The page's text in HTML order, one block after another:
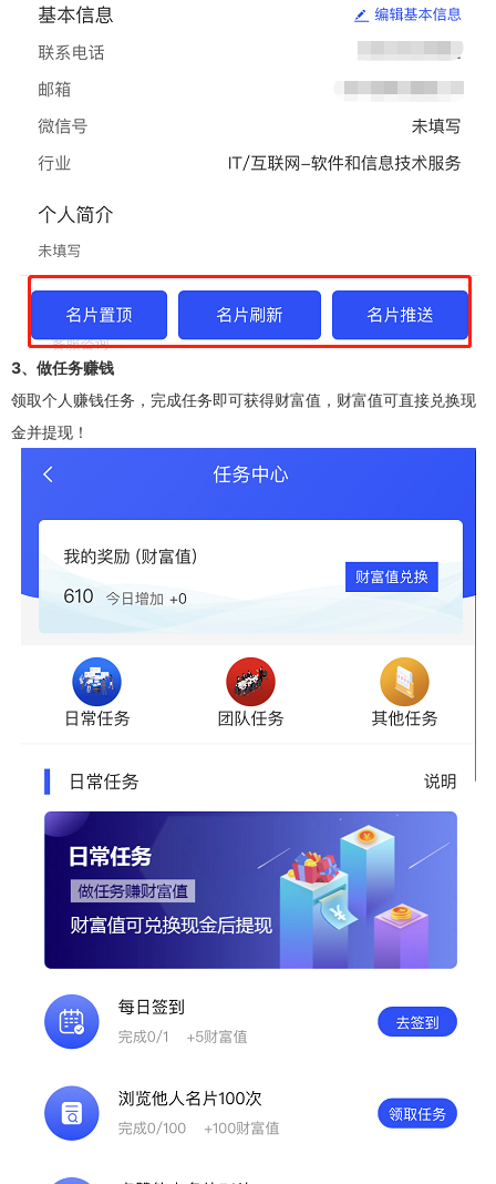
3、做任务赚钱
领取个人赚钱任务，完成任务即可获得财富值，财富值可直接兑换现
金并提现！